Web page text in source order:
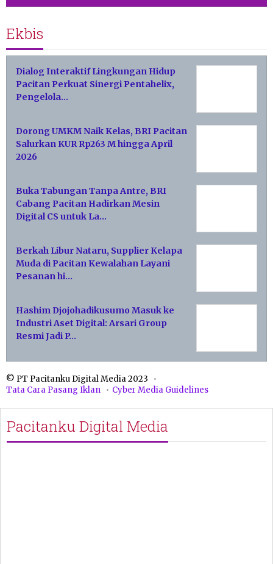
Ekbis
Dialog Interaktif Lingkungan Hidup
Pacitan Perkuat Sinergi Pentahelix,
Pengelola…
Dorong UMKM Naik Kelas, BRI Pacitan
Salurkan KUR Rp263 M hingga April
2026
Buka Tabungan Tanpa Antre, BRI
Cabang Pacitan Hadirkan Mesin
Digital CS untuk La…
Berkah Libur Nataru, Supplier Kelapa
Muda di Pacitan Kewalahan Layani
Pesanan hi…
Hashim Djojohadikusumo Masuk ke
Industri Aset Digital: Arsari Group
Resmi Jadi P…
© PT Pacitanku Digital Media 2023
Tata Cara Pasang Iklan
Cyber Media Guidelines
Pacitanku Digital Media